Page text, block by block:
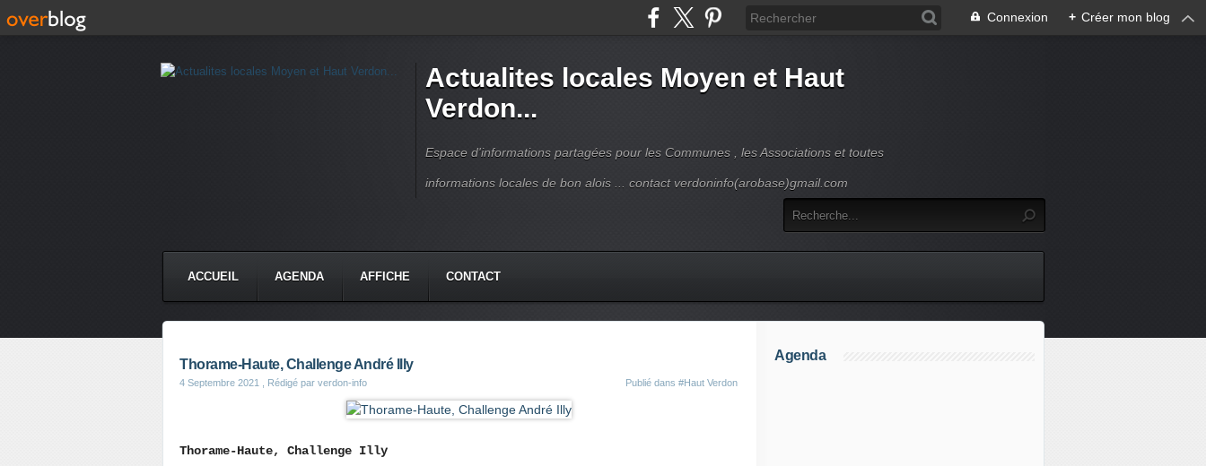
Connexion + Créer mon blog
Actualites locales Moyen et Haut
Verdon...
Espace d'informations partagées pour les Communes , les Associations et toutes
informations locales de bon alois ... contact verdoninfo(arobase)gmail.com
ACCUEIL AGENDA AFFICHE CONTACT
Thorame-Haute, Challenge André Illy
4 Septembre 2021 , Rédigé par verdon-info Publié dans #Haut Verdon
Thorame-Haute, Challenge Illy
Agenda